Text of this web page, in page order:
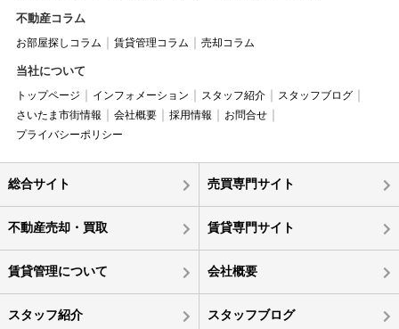
不動産コラム
お部屋探しコラム 賃貸管理コラム 売却コラム
当社について
トップページ インフォメーション スタッフ紹介
スタッフブログ
さいたま市街情報
会社概要 採用情報
お問合せ
プライバシーポリシー
総合サイト 売買専門サイト
不動産売却・買取 賃貸専門サイト
賃貸管理について 会社概要
スタッフ紹介 スタッフブログ